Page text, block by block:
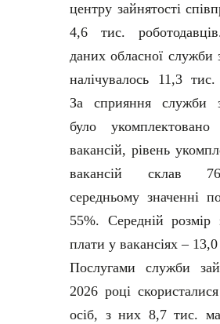
центру зайнятості
4,6 тис.
даних обласної служби
налічувалось 11,3 тис.
За сприяння служби
було
вакансій, рівень
вакансій склав
середньому значенні
55%. Середній розмір
плати у вакансіях –
Послугами служби
2026 році
осіб, з них 8,7 тис.